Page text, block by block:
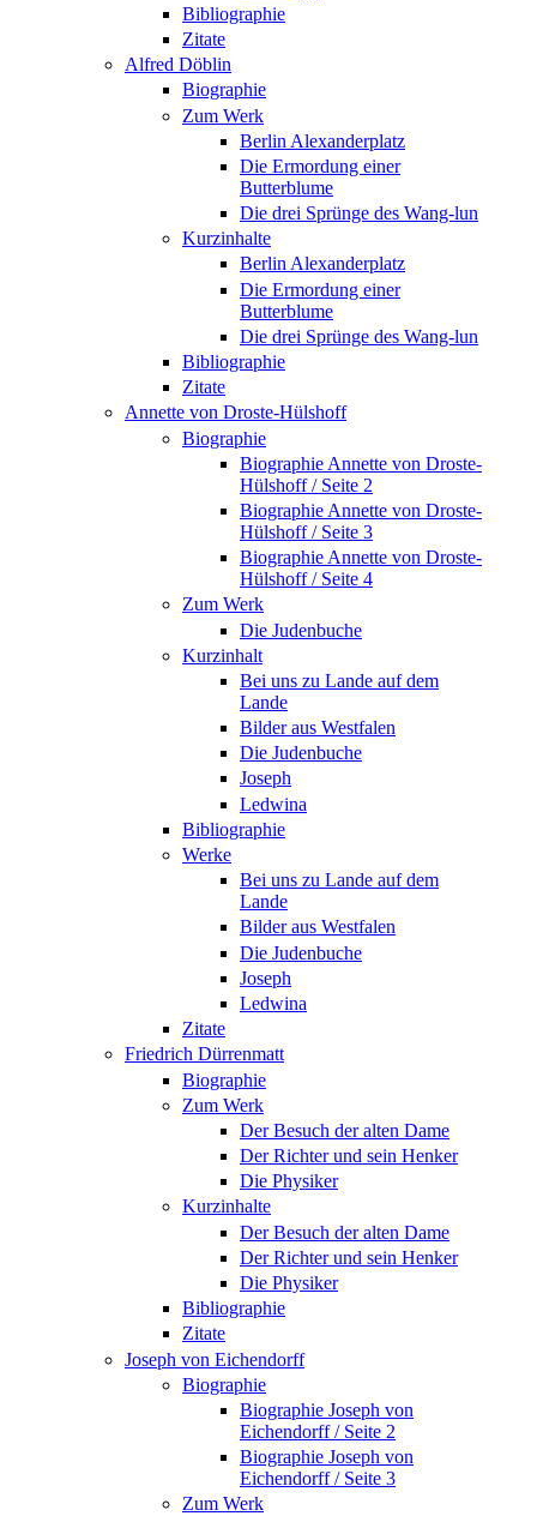
Bibliographie
Zitate
Alfred Döblin
Biographie
Zum Werk
Berlin Alexanderplatz
Die Ermordung einer
Butterblume
Die drei Sprünge des Wang-lun
Kurzinhalte
Berlin Alexanderplatz
Die Ermordung einer
Butterblume
Die drei Sprünge des Wang-lun
Bibliographie
Zitate
Annette von Droste-Hülshoff
Biographie
Biographie Annette von Droste-
Hülshoff / Seite 2
Biographie Annette von Droste-
Hülshoff / Seite 3
Biographie Annette von Droste-
Hülshoff / Seite 4
Zum Werk
Die Judenbuche
Kurzinhalt
Bei uns zu Lande auf dem
Lande
Bilder aus Westfalen
Die Judenbuche
Joseph
Ledwina
Bibliographie
Werke
Bei uns zu Lande auf dem
Lande
Bilder aus Westfalen
Die Judenbuche
Joseph
Ledwina
Zitate
Friedrich Dürrenmatt
Biographie
Zum Werk
Der Besuch der alten Dame
Der Richter und sein Henker
Die Physiker
Kurzinhalte
Der Besuch der alten Dame
Der Richter und sein Henker
Die Physiker
Bibliographie
Zitate
Joseph von Eichendorff
Biographie
Biographie Joseph von
Eichendorff / Seite 2
Biographie Joseph von
Eichendorff / Seite 3
Zum Werk